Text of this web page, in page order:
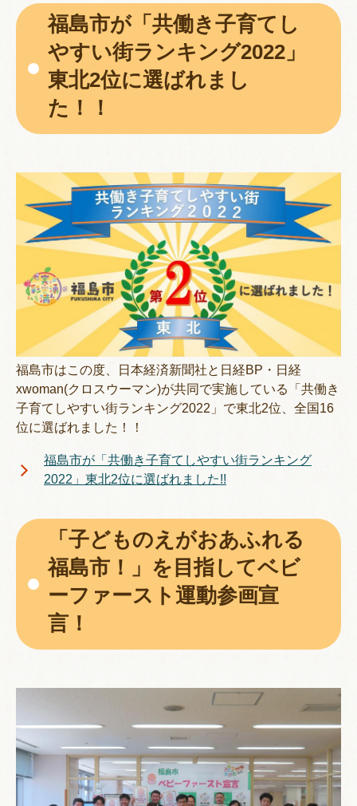
福島市が「共働き子育てし
やすい街ランキング2022」
東北2位に選ばれまし
た！！
福島市はこの度、日本経済新聞社と日経BP・日経
xwoman(クロスウーマン)が共同で実施している「共働き
子育てしやすい街ランキング2022」で東北2位、全国16
位に選ばれました！！
福島市が「共働き子育てしやすい街ランキング
2022」東北2位に選ばれました!!
「子どものえがおあふれる
福島市！」を目指してベビ
ーファースト運動参画宣
言！